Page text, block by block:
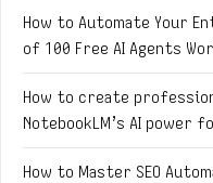
How to Automate Your
of 100 Free AI Agents
How to create
NotebookLM’s AI power
How to Master SEO